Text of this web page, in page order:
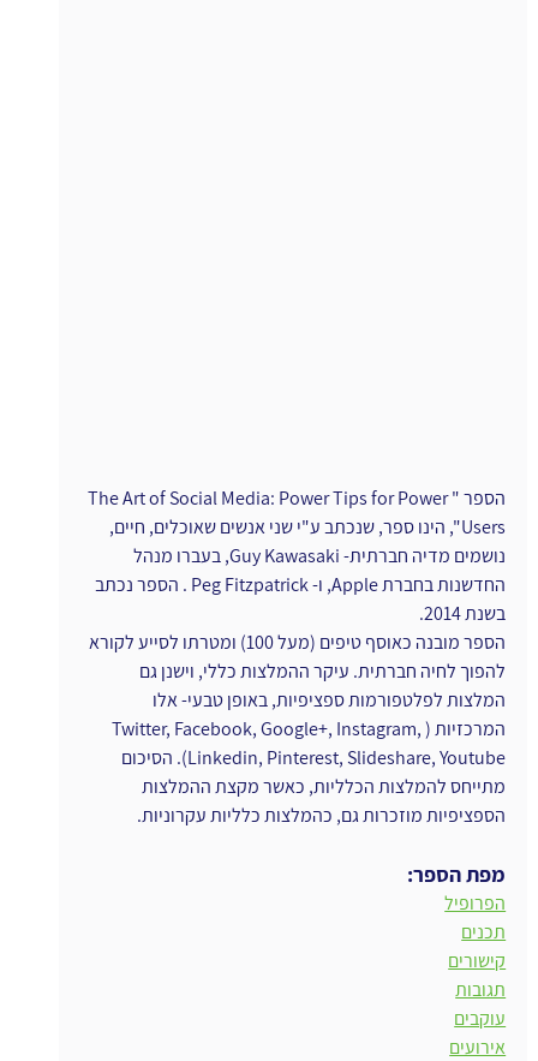
הספר "The Art of Social Media: Power Tips for Power
Users", הינו ספר, שנכתב ע"י שני אנשים שאוכלים, חיים,
נושמים מדיה חברתית- Guy Kawasaki, בעברו מנהל
החדשנות בחברת Apple, ו- Peg Fitzpatrick . הספר נכתב
בשנת 2014.
הספר מובנה כאוסף טיפים (מעל 100) ומטרתו לסייע לקורא
להפוך לחיה חברתית. עיקר ההמלצות כללי, וישנן גם
המלצות לפלטפורמות ספציפיות, באופן טבעי- אלו
המרכזיות (Twitter, Facebook, Google+, Instagram,
Linkedin, Pinterest, Slideshare, Youtube). הסיכום
מתייחס להמלצות הכלליות, כאשר מקצת ההמלצות
הספציפיות מוזכרות גם, כהמלצות כלליות עקרוניות.
מפת הספר:
הפרופיל
תכנים
קישורים
תגובות
עוקבים
אירועים